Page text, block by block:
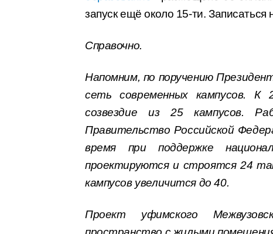
запуск ещё около 15-ти.
Справочно.
Напомним, по поручению
сеть современных кампусов. К
созвездие из 25 кампусов.
Правительство Российской
время при поддержке
проектируются и строятся 24
кампусов увеличится до 40.
Проект уфимского